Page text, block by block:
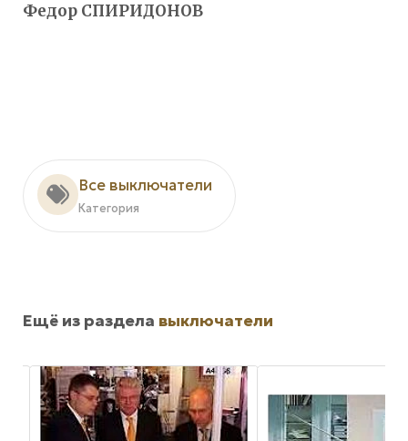
Федор СПИРИДОНОВ
Все выключатели
Категория
Ещё из раздела выключатели